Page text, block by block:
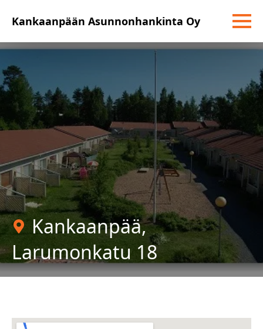
Kankaanpään Asunnonhankinta Oy
Kankaanpää,
Larumonkatu 18